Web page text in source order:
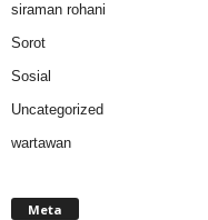
siraman rohani
Sorot
Sosial
Uncategorized
wartawan
Meta